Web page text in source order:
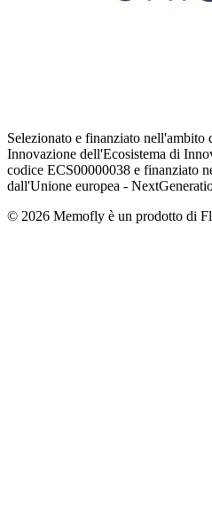
Selezionato e finanziato nell'ambito
Innovazione dell'Ecosistema di
codice ECS00000038 e finanziato
dall'Unione europea -
© 2026 Memofly è un prodotto di